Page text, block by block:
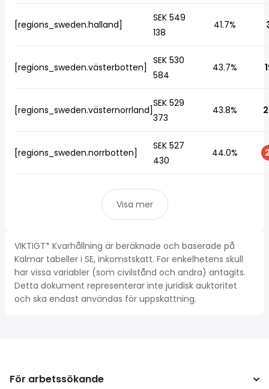
[regions_sweden.halland]
SEK 549
138
41.7%
[regions_sweden.västerbotten]
SEK 530
584
43.7%
[regions_sweden.västernorrland]
SEK 529
373
43.8%
[regions_sweden.norrbotten]
SEK 527
430
44.0%
Visa mer
VIKTIGT* Kvarhållning är beräknade och baserade på
Kalmar tabeller i SE, inkomstskatt. For enkelhetens skull
har vissa variabler (som civilstånd och andra) antagits.
Detta dokument representerar inte juridisk auktoritet
och ska endast användas för uppskattning.
För arbetssökande